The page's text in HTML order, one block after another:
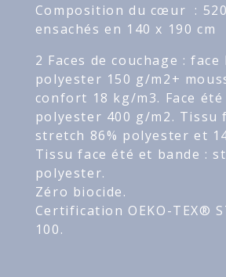
Composition du cœur :
ensachés en 140 x 190 cm
2 Faces de couchage :
polyester 150 g/m2+
confort 18 kg/m3. Face
polyester 400 g/m2. Tissu
stretch 86% polyester et
Tissu face été et bande :
polyester.
Zéro biocide.
Certification OEKO-TEX®
100.